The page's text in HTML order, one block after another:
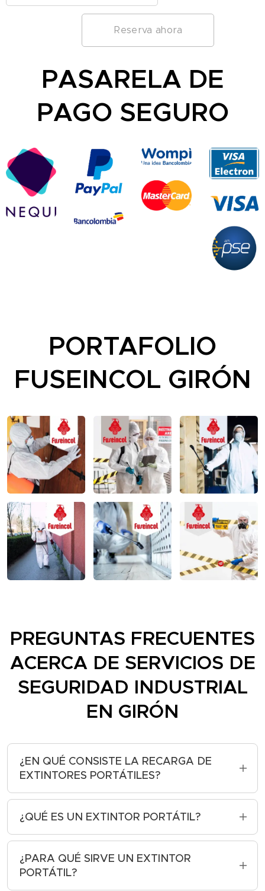
Reserva ahora
PASARELA DE
PAGO SEGURO
PORTAFOLIO
FUSEINCOL GIRÓN
PREGUNTAS FRECUENTES
ACERCA DE SERVICIOS DE
SEGURIDAD INDUSTRIAL
EN GIRÓN
¿EN QUÉ CONSISTE LA RECARGA DE
EXTINTORES PORTÁTILES?
La recarga de extintores portátiles
consiste en volver a cargar los extintores
con el agente extintor adecuado después
descargado. Es importante realizar la
recarga de manera periódica para
¿QUÉ ES UN EXTINTOR PORTÁTIL?
Un extintor portátil es un dispositivo
diseñado para extinguir incendios de
pequeña escala de manera rápida y
¿PARA QUÉ SIRVE UN EXTINTOR
PORTÁTIL?